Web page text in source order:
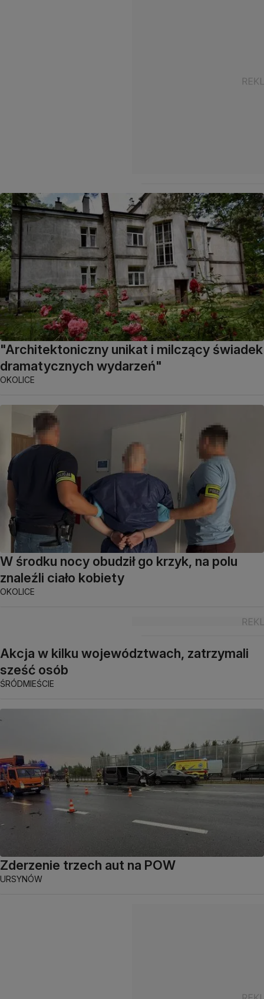
"Architektoniczny unikat i milczący świadek
dramatycznych wydarzeń"
OKOLICE
W środku nocy obudził go krzyk, na polu
znaleźli ciało kobiety
OKOLICE
Akcja w kilku województwach, zatrzymali
sześć osób
ŚRÓDMIEŚCIE